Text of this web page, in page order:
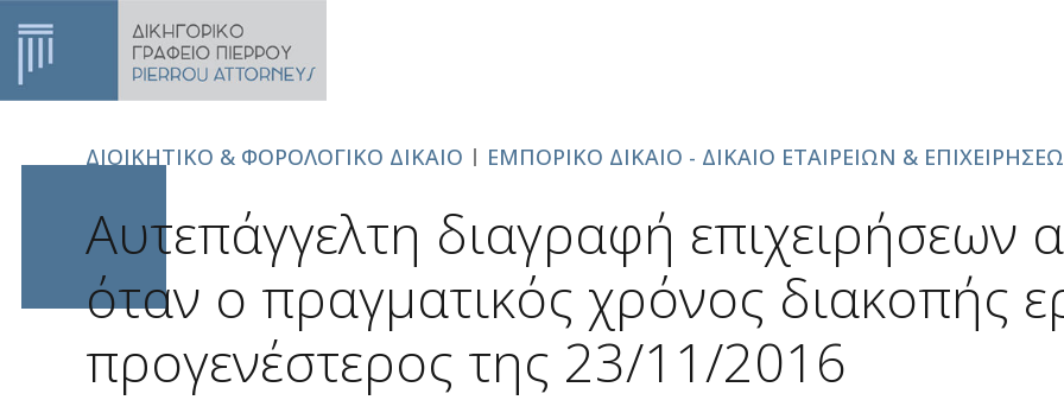
ΔΙΟΙΚΗΤΙΚΟ & ΦΟΡΟΛΟΓΙΚΟ ΔΙΚΑΙΟ ΕΜΠΟΡΙΚΟ ΔΙΚΑΙΟ - ΔΙΚΑΙΟ ΕΤΑΙΡΕΙΩΝ &
Αυτεπάγγελτη διαγραφή
όταν ο πραγματικός χρόνος διακοπής
προγενέστερος της 23/11/2016